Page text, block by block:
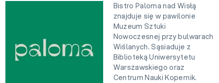
Bistro Paloma nad Wisłą
znajduje się w pawilonie
Muzeum Sztuki
Nowoczesnej przy bulwarach
Wiślanych. Sąsiaduje z
Biblioteką Uniwersytetu
Warszawskiego oraz
Centrum Nauki Kopernik.